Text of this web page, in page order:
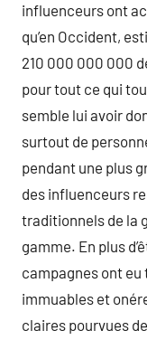
influenceurs ont
qu’en Occident,
210 000 000 000
pour tout ce qui
semble lui avoir
surtout de
pendant une plus
des influenceurs
traditionnels de la
gamme. En plus
campagnes ont
immuables et
claires pourvues